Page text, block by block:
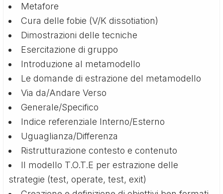
Metafore
Cura delle fobie (V/K dissotiation)
Dimostrazioni delle tecniche
Esercitazione di gruppo
Introduzione al metamodello
Le domande di estrazione del metamodello
Via da/Andare Verso
Generale/Specifico
Indice referenziale Interno/Esterno
Uguaglianza/Differenza
Ristrutturazione contesto e contenuto
Il modello T.O.T.E per estrazione delle
strategie (test, operate, test, exit)